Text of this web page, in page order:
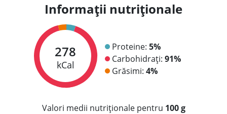
Informații nutriționale
278
kCal
Proteine: 5%
Carbohidrați: 91%
Grăsimi: 4%
Valori medii nutriționale pentru 100 g